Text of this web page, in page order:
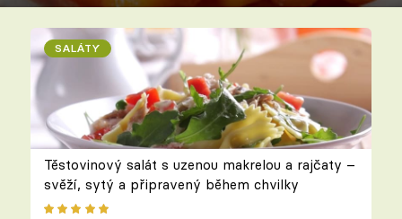
SALÁTY
Těstovinový salát s uzenou makrelou a rajčaty –
svěží, sytý a připravený během chvilky